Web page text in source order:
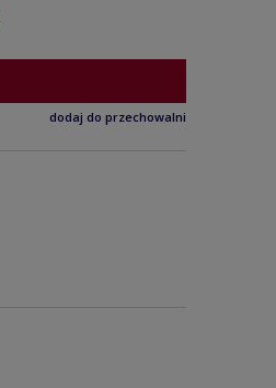
dodaj do przechowalni